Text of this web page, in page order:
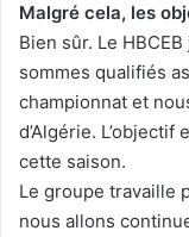
Malgré cela, les
Bien sûr. Le
sommes qualifiés
championnat et
d’Algérie.
cette saison.
Le groupe travaille
nous allons